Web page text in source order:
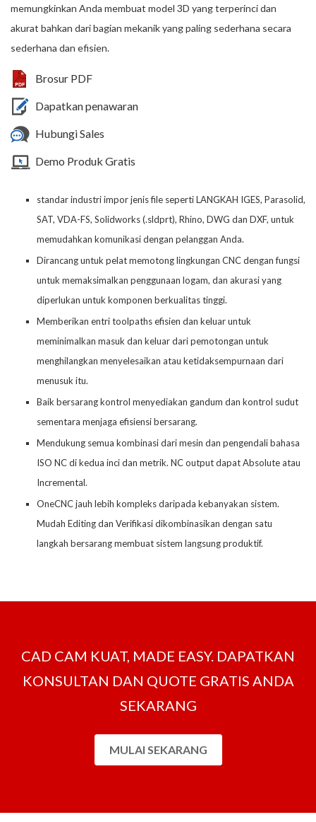
memungkinkan Anda membuat model 3D yang terperinci dan
akurat bahkan dari bagian mekanik yang paling sederhana secara
sederhana dan efisien.
Brosur PDF
Dapatkan penawaran
Hubungi Sales
Demo Produk Gratis
standar industri impor jenis file seperti LANGKAH IGES, Parasolid,
SAT, VDA-FS, Solidworks (.sldprt), Rhino, DWG dan DXF, untuk
memudahkan komunikasi dengan pelanggan Anda.
Dirancang untuk pelat memotong lingkungan CNC dengan fungsi
untuk memaksimalkan penggunaan logam, dan akurasi yang
diperlukan untuk komponen berkualitas tinggi.
Memberikan entri toolpaths efisien dan keluar untuk
meminimalkan masuk dan keluar dari pemotongan untuk
menghilangkan menyelesaikan atau ketidaksempurnaan dari
menusuk itu.
Baik bersarang kontrol menyediakan gandum dan kontrol sudut
sementara menjaga efisiensi bersarang.
Mendukung semua kombinasi dari mesin dan pengendali bahasa
ISO NC di kedua inci dan metrik. NC output dapat Absolute atau
Incremental.
OneCNC jauh lebih kompleks daripada kebanyakan sistem.
Mudah Editing dan Verifikasi dikombinasikan dengan satu
langkah bersarang membuat sistem langsung produktif.
CAD CAM KUAT, MADE EASY. DAPATKAN
KONSULTAN DAN QUOTE GRATIS ANDA
SEKARANG
MULAI SEKARANG